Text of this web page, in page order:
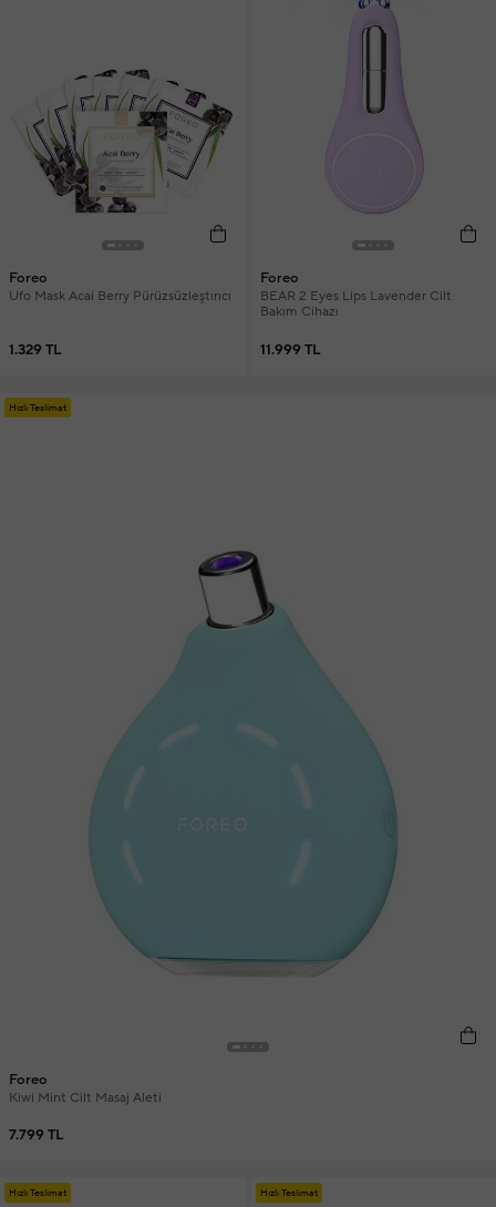
Foreo
Ufo Mask Acai Berry Pürüzsüzleştırıcı
1.329 TL
Foreo
BEAR 2 Eyes Lips Lavender Cilt
Bakım Cihazı
11.999 TL
Hızlı Teslimat
Foreo
Kiwi Mint Cilt Masaj Aleti
7.799 TL
Hızlı Teslimat Hızlı Teslimat